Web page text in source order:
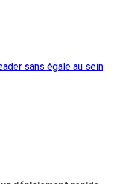
sans égale au sein